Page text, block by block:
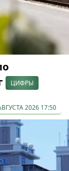
ЦИФРЫ
2026 17:50